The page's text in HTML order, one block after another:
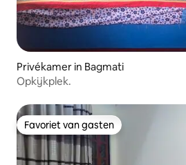
Privékamer in Bagmati
Opkijkplek.
Favoriet van gasten
Favoriet van gasten